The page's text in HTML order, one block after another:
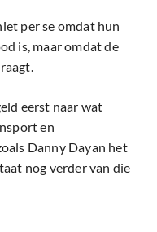
per se omdat hun
is, maar omdat de
eerst naar wat
en
Danny Dayan het
nog verder van die